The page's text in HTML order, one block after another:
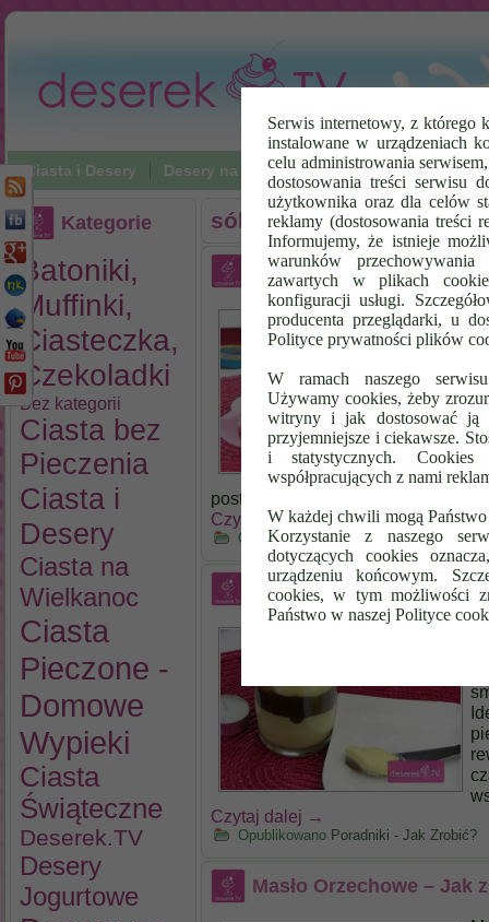
Serwis internetowy, z którego
instalowane w urządzeniach
celu administrowania
dostosowania treści serwisu
użytkownika oraz dla celów
reklamy (dostosowania treści
Informujemy, że istnieje
warunków
zawartych w plikach
konfiguracji usługi.
producenta przeglądarki, u
Polityce prywatności plików
W ramach naszego
Używamy cookies, żeby
witryny i jak dostosować ją
przyjemniejsze i ciekawsze.
i statystycznych.
współpracujących z nami
W każdej chwili mogą
Korzystanie z naszego
dotyczących cookies
urządzeniu końcowym.
cookies, w tym możliwości
Państwo w naszej Polityce
Ciasta i Desery Desery na zimno Napoje Poradniki
Kategorie
Batoniki,
Muffinki,
Ciasteczka,
Czekoladki
Bez kategorii
Ciasta bez
Pieczenia
Ciasta i
Desery
Ciasta na
Wielkanoc
Ciasta
Pieczone -
Domowe
Wypieki
Ciasta
Świąteczne
Deserek.TV
Desery
Jogurtowe
sól
Krem Rafaello
w
postać w lodówce 2-3 dni,
Czytaj dalej→
Opublikowano Poradniki - Jak Zrobić?
Krem Bounty
Czytaj dalej →
Opublikowano Poradniki - Jak Zrobić?
Masło Orzechowe – Jak